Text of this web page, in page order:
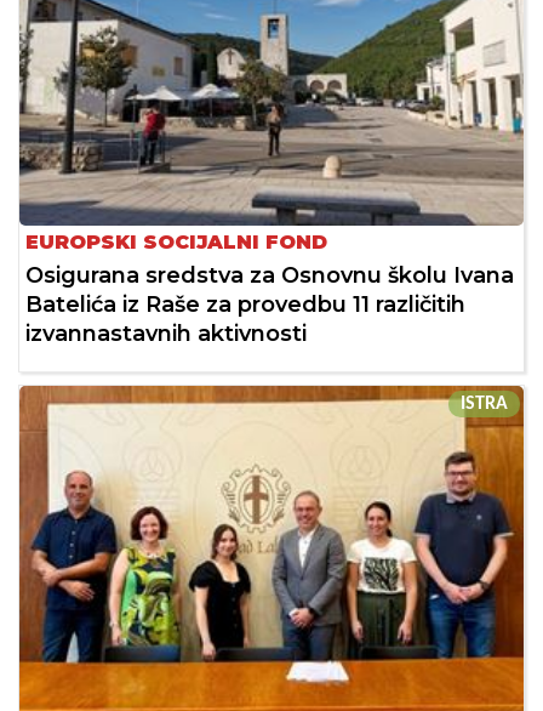
EUROPSKI SOCIJALNI FOND
Osigurana sredstva za Osnovnu školu Ivana
Batelića iz Raše za provedbu 11 različitih
izvannastavnih aktivnosti
ISTRA